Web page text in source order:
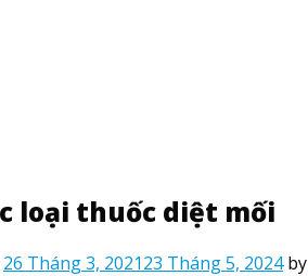
loại thuốc diệt mối
26 Tháng 3, 202123 Tháng 5, 2024by